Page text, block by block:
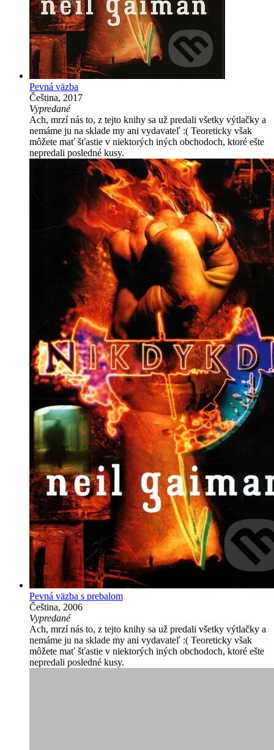
Pevná väzba
Čeština, 2017
Vypredané
Ach, mrzí nás to, z tejto knihy sa už predali všetky výtlačky a
nemáme ju na sklade my ani vydavateľ :( Teoreticky však
môžete mať šťastie v niektorých iných obchodoch, ktoré ešte
nepredali posledné kusy.
Pevná väzba s prebalom
Čeština, 2006
Vypredané
Ach, mrzí nás to, z tejto knihy sa už predali všetky výtlačky a
nemáme ju na sklade my ani vydavateľ :( Teoreticky však
môžete mať šťastie v niektorých iných obchodoch, ktoré ešte
nepredali posledné kusy.